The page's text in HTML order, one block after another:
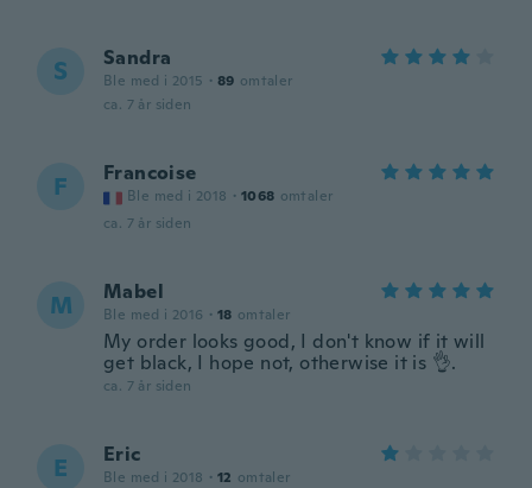
S Sandra
Ble med i 2015 · 89 omtaler
ca. 7 år siden
F Francoise
Ble med i 2018 · 1068 omtaler
ca. 7 år siden
M Mabel
Ble med i 2016 · 18 omtaler
My order looks good, I don't know if it will
get black, I hope not, otherwise it is 👌.
ca. 7 år siden
E Eric
Ble med i 2018 · 12 omtaler